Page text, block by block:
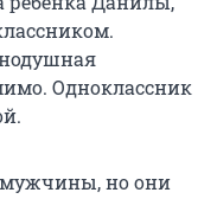
Одноклассник
но они